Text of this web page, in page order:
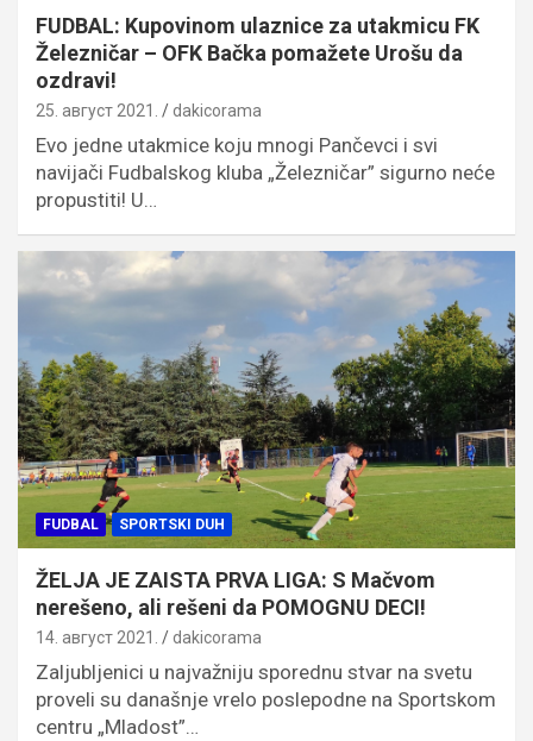
FUDBAL: Kupovinom ulaznice za utakmicu FK
Železničar – OFK Bačka pomažete Urošu da
ozdravi!
25. август 2021. dakicorama
Evo jedne utakmice koju mnogi Pančevci i svi
navijači Fudbalskog kluba „Železničar” sigurno neće
propustiti! U…
FUDBAL SPORTSKI DUH
ŽELJA JE ZAISTA PRVA LIGA: S Mačvom
nerešeno, ali rešeni da POMOGNU DECI!
14. август 2021. dakicorama
Zaljubljenici u najvažniju sporednu stvar na svetu
proveli su današnje vrelo poslepodne na Sportskom
centru „Mladost”…